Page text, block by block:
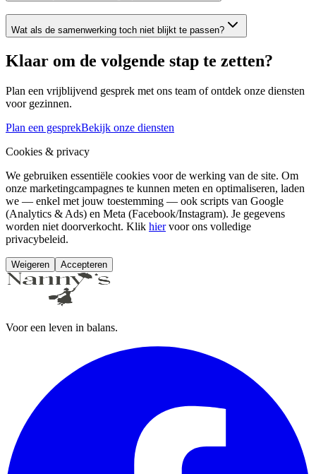
Wat als de samenwerking toch niet blijkt te passen?
Klaar om de volgende stap te zetten?
Plan een vrijblijvend gesprek met ons team of ontdek onze diensten
voor gezinnen.
Plan een gesprekBekijk onze diensten
Cookies & privacy
We gebruiken essentiële cookies voor de werking van de site. Om
onze marketingcampagnes te kunnen meten en optimaliseren, laden
we — enkel met jouw toestemming — ook scripts van Google
(Analytics & Ads) en Meta (Facebook/Instagram). Je gegevens
worden niet doorverkocht. Klik hiervoor ons volledige
privacybeleid.
Weigeren Accepteren
Voor een leven in balans.